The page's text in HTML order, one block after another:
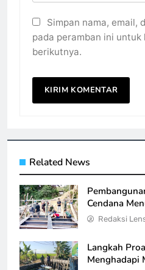
Simpan nama, email,
pada peramban ini untuk
berikutnya.
Related News
Cendana
Redaksi
Langkah
Menghadapi